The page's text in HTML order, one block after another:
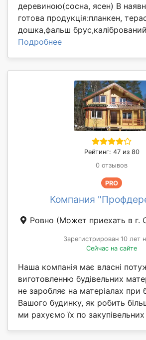
деревиною(сосна, ясен) В
готова продукція:планкен,
дошка,фальш
Подробнее
Рейтинг: 47 из 80
0 отзывов
PRO
Компания
Ровно (Может приехать в г.
Зарегистрирован 10 лет
Сейчас на сайте
Наша компанія має власні
виготовленню будівельних
не заробляє на матеріалах при
Вашого будинку, як робить
ми рахуємо їх по закупівельних